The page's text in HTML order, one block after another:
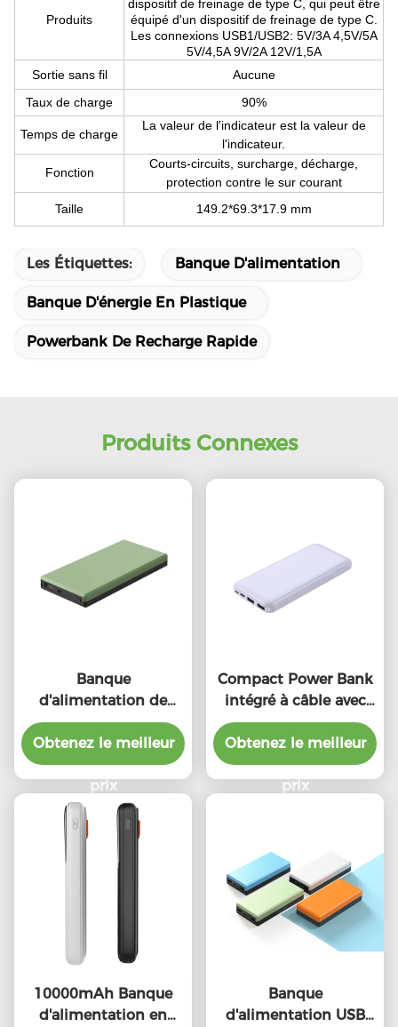
Produits
dispositif de freinage de type C, qui peut être
équipé d'un dispositif de freinage de type C.
Les connexions USB1/USB2: 5V/3A 4,5V/5A
5V/4,5A 9V/2A 12V/1,5A
Sortie sans fil
Aucune
Taux de charge
90%
Temps de charge
La valeur de l'indicateur est la valeur de
l'indicateur.
Fonction
Courts-circuits, surcharge, décharge,
protection contre le sur courant
Taille
149.2*69.3*17.9 mm
Les Étiquettes: Banque D'alimentation
Banque D'énergie En Plastique
Powerbank De Recharge Rapide
Produits Connexes
Banque
d'alimentation de
sécurité PD légère
10000mAh
Obtenez le meilleur
prix
Compact Power Bank
intégré à câble avec
indicateur LED
10000mAh Haute
capacité
Obtenez le meilleur
prix
10000mAh Banque
d'alimentation en
Banque
d'alimentation USB